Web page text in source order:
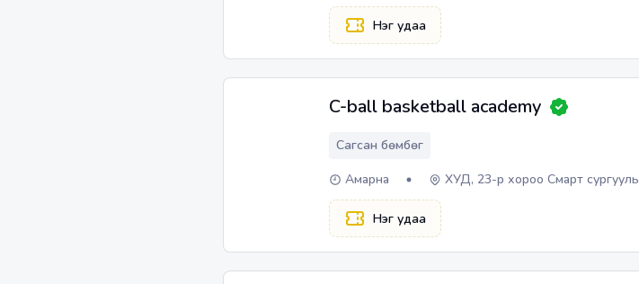
Нэг удаа
C-ball basketball academy
Сагсан бөмбөг
Амарна
ХУД, 23-р хороо Смарт сургууль
Нэг удаа